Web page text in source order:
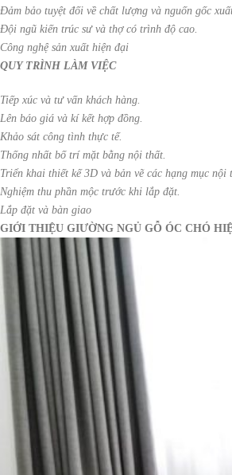
Đảm bảo tuyệt đối về chất lượng và nguốn gốc
Đội ngũ kiến trúc sư và thợ có trình độ cao.
Công nghệ sản xuất hiện đại
QUY TRÌNH LÀM VIỆC
Tiếp xúc và tư vấn khách hàng.
Lên báo giá và kí kết hợp đồng.
Khảo sát công tình thực tế.
Thống nhất bố trí mặt bằng nội thất.
Triển khai thiết kế 3D và bản vẽ các hạng mục nội
Nghiệm thu phần mộc trước khi lắp đặt.
Lắp đặt và bàn giao
GIỚI THIỆU GIƯỜNG NGỦ GỖ ÓC CHÓ